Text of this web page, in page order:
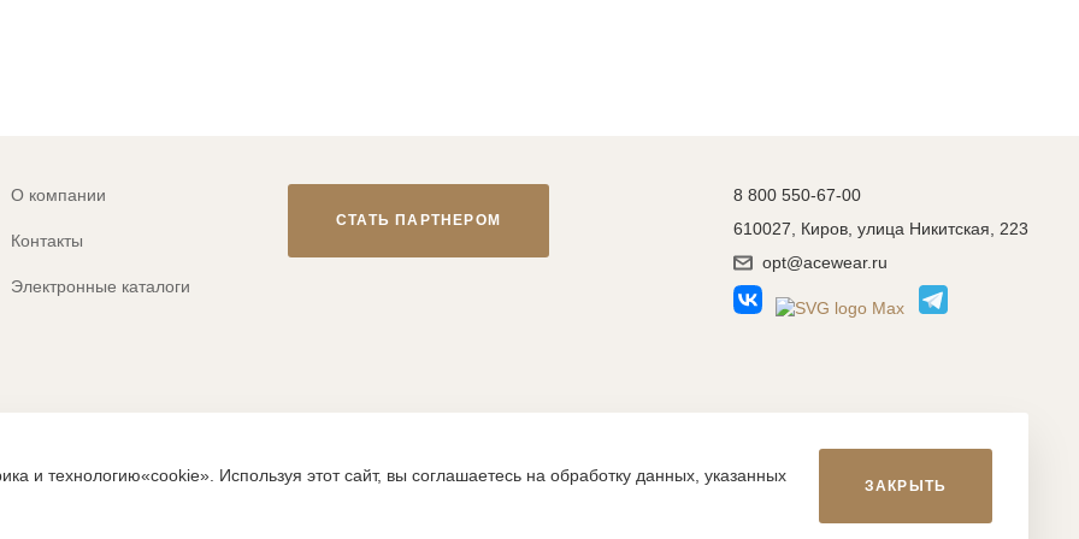
О компании
Контакты
Электронные каталоги
СТАТЬ ПАРТНЕРОМ
8 800 550-67-00
610027, Киров, улица Никитская, 223
opt@acewear.ru
clever-style.ru, включая, но не ограничиваясь, текстом, графикой, фотографиями, иллюстрациями и т.д., являются
и технологию«cookie». Используя этот сайт, вы соглашаетесь на обработку данных, указанных
ЗАКРЫТЬ